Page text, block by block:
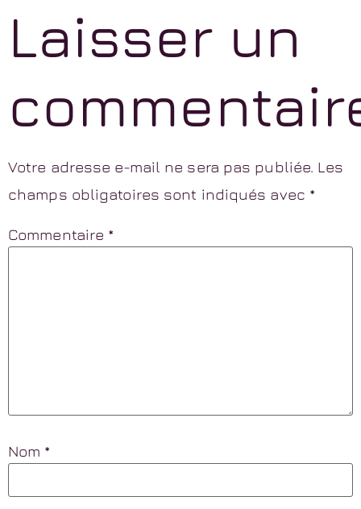
Laisser un
Votre adresse e-mail ne sera pas publiée. Les
champs obligatoires sont indiqués avec *
Commentaire *
Nom *